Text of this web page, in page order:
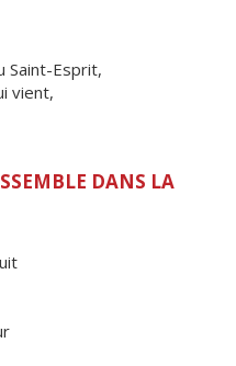
Saint-Esprit,
vient,
DANS LA